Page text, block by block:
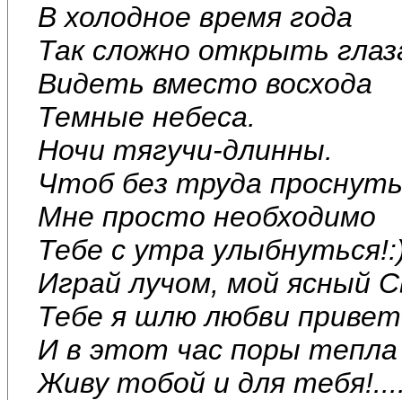
В холодное время года
Так сложно открыть
Видеть вместо восхода
Темные небеса.
Ночи тягучи-длинны.
Чтоб без труда
Мне просто необходимо
Тебе с утра
Играй лучом, мой ясный
Тебе я шлю любви
И в этот час поры тепла
Живу тобой и для